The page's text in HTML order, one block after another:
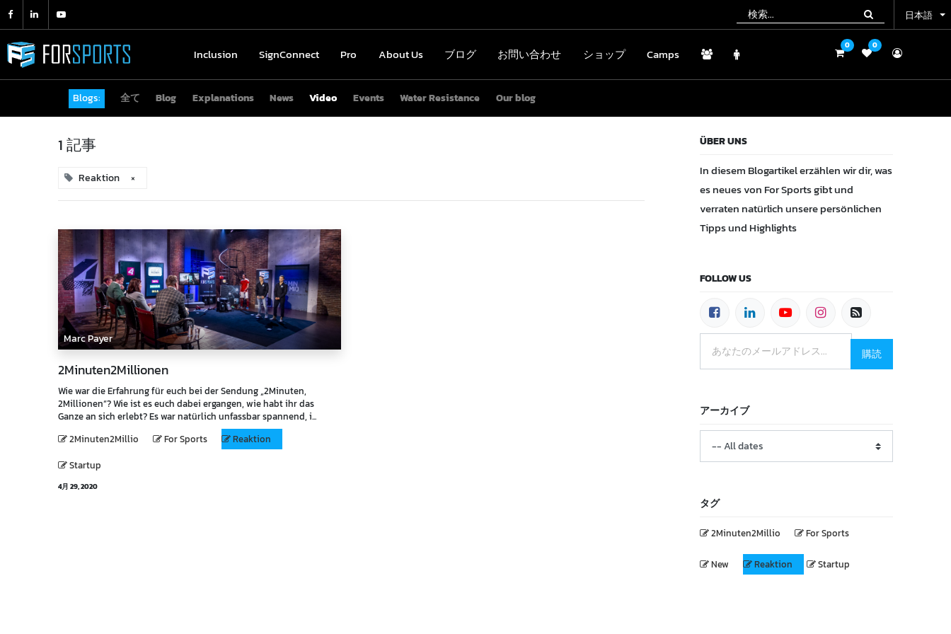
日本語
Inclusion SignConnect Pro About Us ブログ お問い合わせ ショップ Camps
0 0
日本語
Inclusion SignConnect Pro About Us ブログ お問い合わせ ショップ Camps
0 0
Blogs: 全て Blog Explanations News Video Events Water Resistance Our blog
1 記事
Reaktion ×
Marc Payer
2Minuten2Millionen
Wie war die Erfahrung für euch bei der Sendung „2Minuten,
2Millionen“? Wie ist es euch dabei ergangen, wie habt ihr das
Ganze an sich erlebt? Es war natürlich unfassbar spannend, i...
2Minuten2Millio
For Sports
Reaktion
Startup
4月 29, 2020
ÜBER UNS
In diesem Blogartikel erzählen wir dir, was
es neues von For Sports gibt und
verraten natürlich unsere persönlichen
Tipps und Highlights
FOLLOW US
購読
アーカイブ
タグ
2Minuten2Millio For Sports
New Reaktion Startup